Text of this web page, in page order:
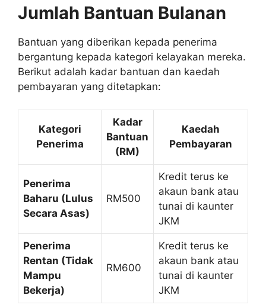
Jumlah Bantuan Bulanan
Bantuan yang diberikan kepada penerima
bergantung kepada kategori kelayakan mereka.
Berikut adalah kadar bantuan dan kaedah
pembayaran yang ditetapkan:
Kategori
Penerima
Kadar
Bantuan
(RM)
Kaedah
Pembayaran
Penerima
Baharu (Lulus
Secara Asas)
RM500
Kredit terus ke
akaun bank atau
tunai di kaunter
JKM
Penerima
Rentan (Tidak
Mampu
Bekerja)
RM600
Kredit terus ke
akaun bank atau
tunai di kaunter
JKM